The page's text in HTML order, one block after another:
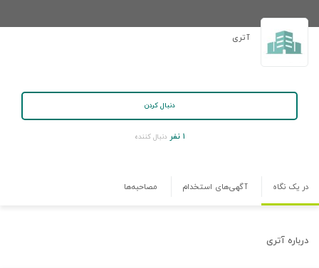
آتری
دنبال کردن
۱ نفر دنبال کننده
در یک نگاه آگهی‌های استخدام مصاحبه‌ها
درباره آتری